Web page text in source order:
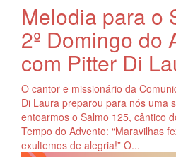
Melodia para o
2º Domingo do
com Pitter Di
O cantor e missionário da
Di Laura preparou para nós uma
entoarmos o Salmo 125, cântico
Tempo do Advento: “Maravilhas
exultemos de alegria!” O...